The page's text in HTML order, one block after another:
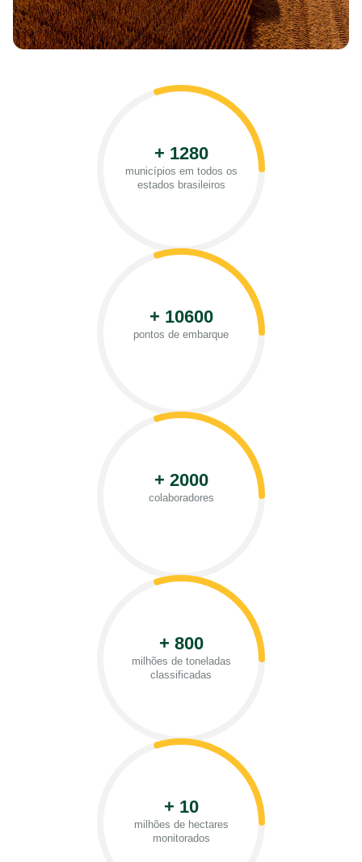
+ 1280
municípios em todos os
estados brasileiros
+ 10600
pontos de embarque
+ 2000
colaboradores
+ 800
milhões de toneladas
classificadas
+ 10
milhões de hectares
monitorados